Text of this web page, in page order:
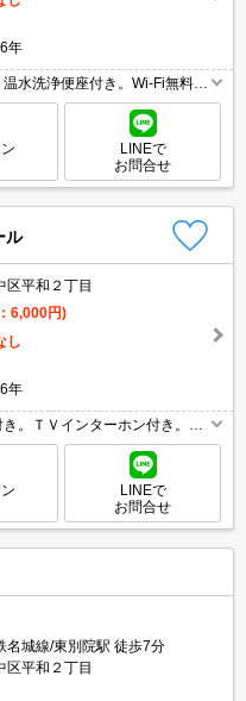
年
水洗浄便座付き。Wi-Fi無料。
、月額2％）。退去時、ルーム
LINEで
お問合せ
ル
区平和２丁目
6,000円)
し
年
。ＴＶインターホン付き。ク
し、初回額50％、月額2％）。
LINEで
お問合せ
名城線/東別院駅 徒歩7分
区平和２丁目